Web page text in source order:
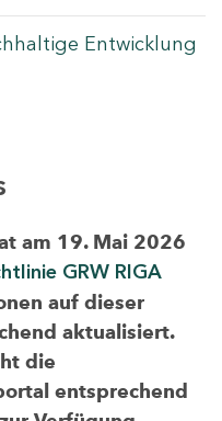
Entwicklung
am 19. Mai 2026
GRW RIGA
auf dieser
aktualisiert.
die
entsprechend